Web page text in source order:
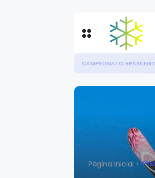
CAMPEONATO
Página inicial